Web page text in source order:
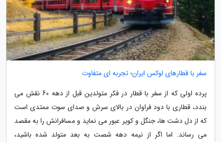
سفر با قطارهای لوکس ایران؛ تجربه ای متفاوت
پرده اولی که از سفر با قطار در فکر متولدین قبل از دهه 60 نقش می
بندد، قطاری با دود فراوان در بالای سرش و صدای سوت ممتدی است
که از دل دشت ها، جنگل و کویر عبور می نماید و مسافرانش را به مقصد
می رساند. اما اگر از نیمه دهه شصت به بعد متولد شده باشید،